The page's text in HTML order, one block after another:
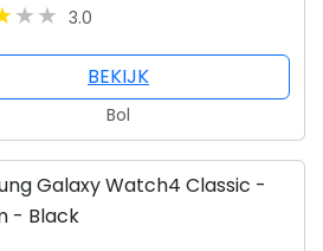
3.0
BEKIJK
Bol
Galaxy Watch4 Classic -
- Black